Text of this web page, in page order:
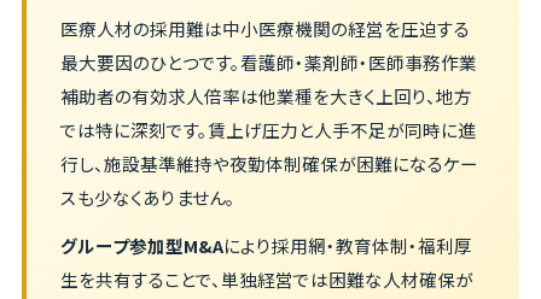
医療人材の採用難は中小医療機関の経営を圧迫する
最大要因のひとつです。看護師・薬剤師・医師事務作業
補助者の有効求人倍率は他業種を大きく上回り、地方
では特に深刻です。賃上げ圧力と人手不足が同時に進
行し、施設基準維持や夜勤体制確保が困難になるケー
スも少なくありません。
グループ参加型M&Aにより採用網・教育体制・福利厚
生を共有することで、単独経営では困難な人材確保が